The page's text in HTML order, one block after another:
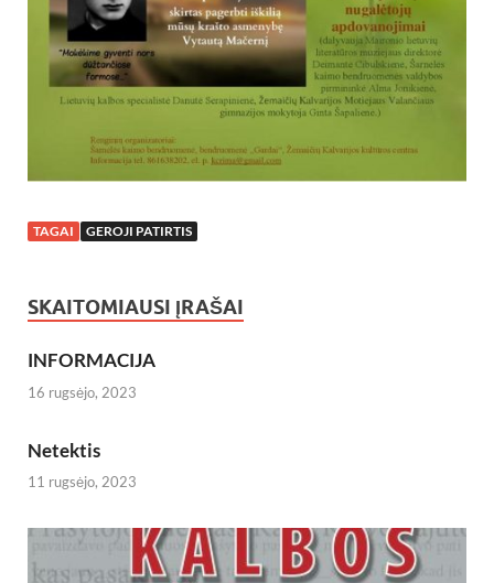
TAGAI GEROJI PATIRTIS
SKAITOMIAUSI ĮRAŠAI
INFORMACIJA
16 rugsėjo, 2023
Netektis
11 rugsėjo, 2023